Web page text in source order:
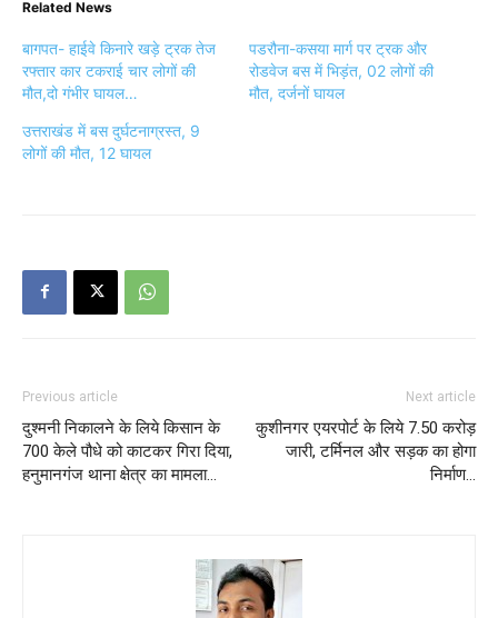
Related News
बागपत- हाईवे किनारे खड़े ट्रक तेज
रफ्तार कार टकराई चार लोगों की
मौत,दो गंभीर घायल…
पडरौना-कसया मार्ग पर ट्रक और
रोडवेज बस में भिड़ंत, 02 लोगों की
मौत, दर्जनों घायल
उत्तराखंड में बस दुर्घटनाग्रस्‍त, 9
लोगों की मौत, 12 घायल
Previous article
दुश्मनी निकालने के लिये किसान के
700 केले पौधे को काटकर गिरा दिया,
हनुमानगंज थाना क्षेत्र का मामला…
Next article
कुशीनगर एयरपोर्ट के लिये 7.50 करोड़
जारी, टर्मिनल और सड़क का होगा
निर्माण…